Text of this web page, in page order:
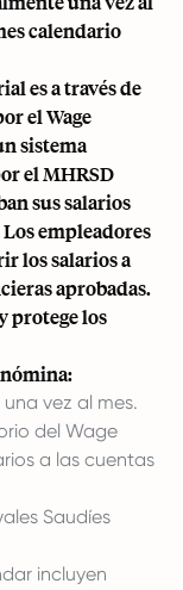
calendario
es a través de
el Wage
sistema
el MHRSD
sus salarios
empleadores
los salarios a
aprobadas.
protege los
vez al mes.
del Wage
a las cuentas
Saudíes
incluyen